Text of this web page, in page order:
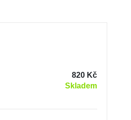
820 Kč
Skladem